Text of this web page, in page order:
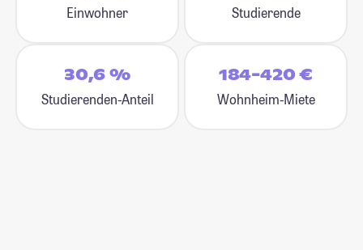
Einwohner Studierende
30,6 %
Studierenden-Anteil
184-420 €
Wohnheim-Miete